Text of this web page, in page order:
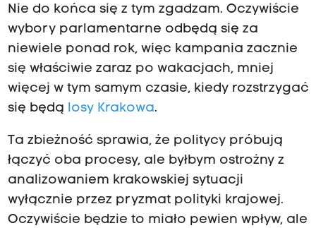
Nie do końca się z tym zgadzam. Oczywiście
wybory parlamentarne odbędą się za
niewiele ponad rok, więc kampania zacznie
się właściwie zaraz po wakacjach, mniej
więcej w tym samym czasie, kiedy rozstrzygać
się będą losy Krakowa.
Ta zbieżność sprawia, że politycy próbują
łączyć oba procesy, ale byłbym ostrożny z
analizowaniem krakowskiej sytuacji
wyłącznie przez pryzmat polityki krajowej.
Oczywiście będzie to miało pewien wpływ, ale